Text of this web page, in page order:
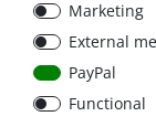
Similar
- 22 %
Marketing
External
PayPal
Functional